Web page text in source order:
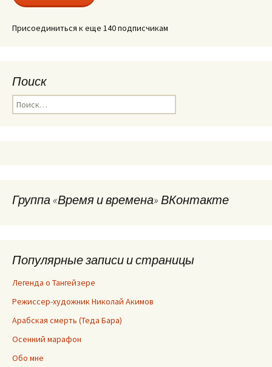
Присоединиться к еще 140 подписчикам
Поиск
Найти:
Группа «Время и времена» ВКонтакте
Популярные записи и страницы
Легенда о Тангейзере
Режиссер-художник Николай Акимов
Арабская смерть (Теда Бара)
Осенний марафон
Обо мне